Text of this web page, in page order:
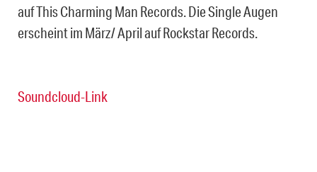
auf This Charming Man Records. Die Single Augen
erscheint im März/ April auf Rockstar Records.
Soundcloud-Link